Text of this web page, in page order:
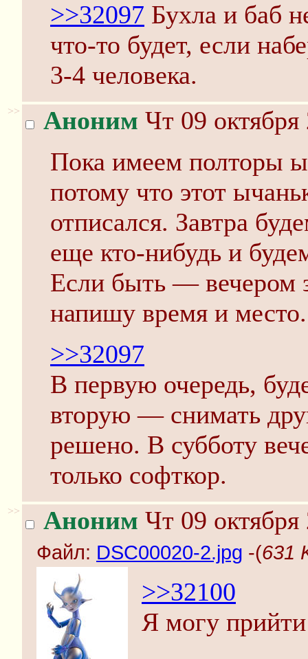
>>32097 Бухла и баб
что-то будет, если
3-4 человека.
>> Аноним Чт 09
Пока имеем полторы
потому что этот
отписался. Завтра
еще кто-нибудь и
Если быть — вечером
напишу время и место.
>>32097
В первую очередь,
вторую — снимать
решено. В субботу
только софткор.
>> Аноним Чт 09
Файл: DSC00020-2.jpg -(631
>>32100
Я могу прийти